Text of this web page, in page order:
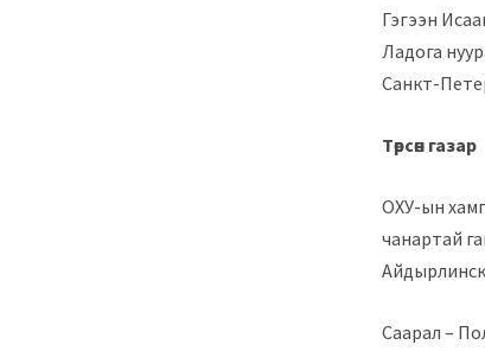
Гэгээн
Ладога
Санкт-
Төрсөн газар
ОХУ-ын
чанартай
Саарал –